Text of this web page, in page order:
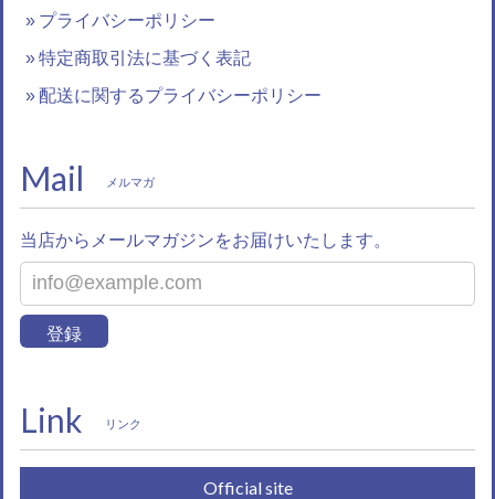
プライバシーポリシー
特定商取引法に基づく表記
配送に関するプライバシーポリシー
Mail メルマガ
当店からメールマガジンをお届けいたします。
登録
Link リンク
Official site